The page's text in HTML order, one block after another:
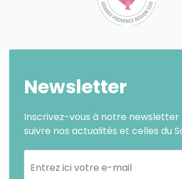
Newsletter
Inscrivez-vous à notre newsletter
suivre nos actualités et celles du